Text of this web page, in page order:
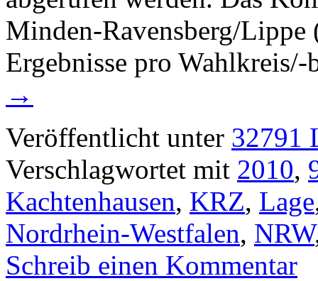
Minden-Ravensberg/
Ergebnisse pro
→
Veröffentlicht unter 32791
Verschlagwortet mit 2010,
Kachtenhausen, KRZ, Lage
Nordrhein-Westfalen, NRW
Schreib einen Kommentar